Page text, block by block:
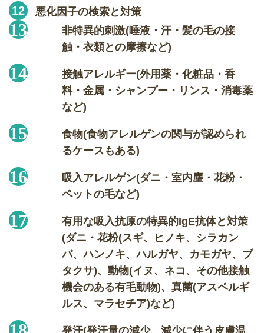
悪化因子の検索と対策
非特異的刺激(唾液・汗・髪の毛の接
触・衣類との摩擦など)
接触アレルギー(外用薬・化粧品・香
料・金属・シャンプー・リンス・消毒薬
など)
食物(食物アレルゲンの関与が認められ
るケースもある)
吸入アレルゲン(ダニ・室内塵・花粉・
ペットの毛など)
有用な吸入抗原の特異的IgE抗体と対策
(ダニ・花粉(スギ、ヒノキ、シラカン
バ、ハンノキ、ハルガヤ、カモガヤ、ブ
タクサ)、動物(イヌ、ネコ、その他接触
機会のある有毛動物)、真菌(アスペルギ
ルス、マラセチア)など)